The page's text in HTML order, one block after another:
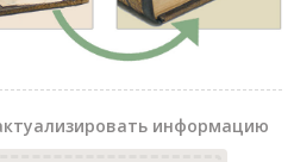
информацию